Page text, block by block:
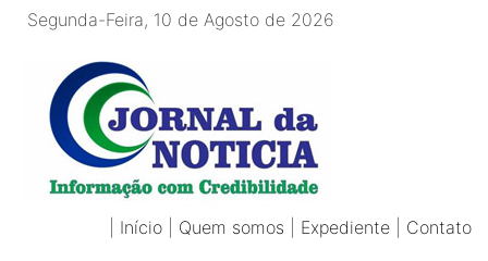
Segunda-Feira, 10 de Agosto de 2026
Início Quem somos Expediente Contato